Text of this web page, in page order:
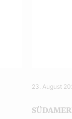
23. August